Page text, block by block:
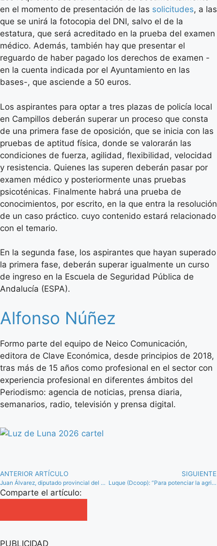
en el momento de presentación de las solicitudes, a las
que se unirá la fotocopia del DNI, salvo el de la
estatura, que será acreditado en la prueba del examen
médico. Además, también hay que presentar el
reguardo de haber pagado los derechos de examen -
en la cuenta indicada por el Ayuntamiento en las
bases-, que asciende a 50 euros.
Los aspirantes para optar a tres plazas de policía local
en Campillos deberán superar un proceso que consta
de una primera fase de oposición, que se inicia con las
pruebas de aptitud física, donde se valorarán las
condiciones de fuerza, agilidad, flexibilidad, velocidad
y resistencia. Quienes las superen deberán pasar por
examen médico y posteriormente unas pruebas
psicoténicas. Finalmente habrá una prueba de
conocimientos, por escrito, en la que entra la resolución
de un caso práctico. cuyo contenido estará relacionado
con el temario.
En la segunda fase, los aspirantes que hayan superado
la primera fase, deberán superar igualmente un curso
de ingreso en la Escuela de Seguridad Pública de
Andalucía (ESPA).
Alfonso Núñez
Formo parte del equipo de Neico Comunicación,
editora de Clave Económica, desde principios de 2018,
tras más de 15 años como profesional en el sector con
experiencia profesional en diferentes ámbitos del
Periodismo: agencia de noticias, prensa diaria,
semanarios, radio, televisión y prensa digital.
ANTERIOR ARTÍCULO
Juan Álvarez, diputado provincial del PP por el partido judicial de Antequera
SIGUIENTE
Luque (Dcoop): “Para potenciar la agricultura y la ganadería lo mejor es potenciar el mundo cooperativo”
Comparte el artículo:
PUBLICIDAD